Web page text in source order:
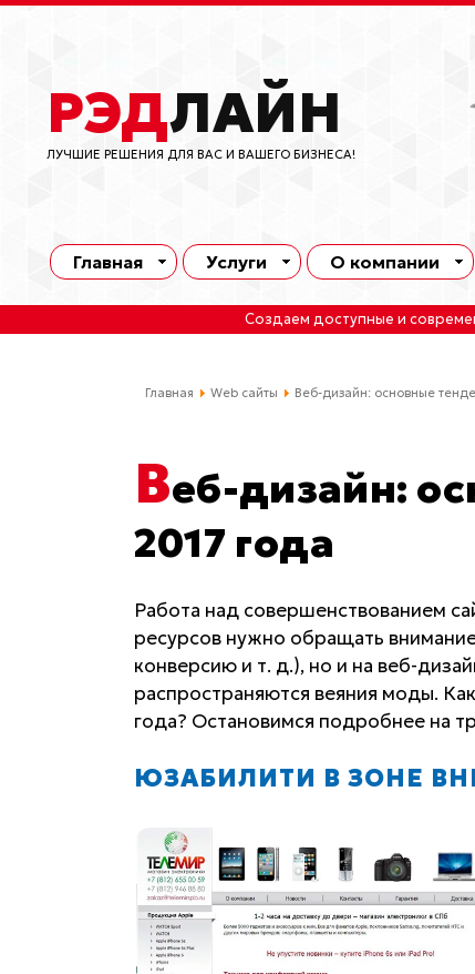
РЭДЛАЙН
ЛУЧШИЕ РЕШЕНИЯ ДЛЯ ВАС И ВАШЕГО БИЗНЕСА!
Главная Услуги О компании
Создаем доступные и
Главная Web сайты Веб-дизайн: основные
Веб-дизайн:
2017 года
Работа над совершенствованием
ресурсов нужно обращать
конверсию и т. д.), но и на веб-
распространяются веяния моды.
года? Остановимся подробнее на
ЮЗАБИЛИТИ В ЗОНЕ